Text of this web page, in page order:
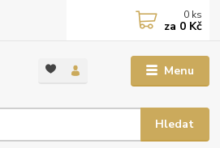
Menu
Hledat
0 ks
za 0 Kč